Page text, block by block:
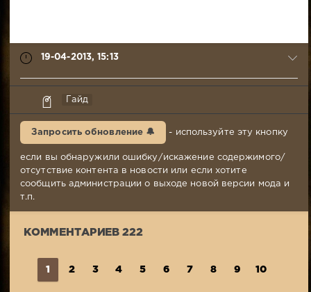
19-04-2013, 15:13
syabr
19-
222
Гайд
Запросить обновление 🔔 - используйте эту кнопку
если вы обнаружили ошибку/искажение содержимого/
отсутствие контента в новости или если хотите
сообщить администрации о выходе новой версии мода и
т.п.
КОММЕНТАРИЕВ 222
1 2 3 4 5 6 7 8 9 10